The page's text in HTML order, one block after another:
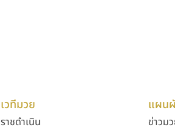
เวทีมวย
ราชดำเนิน
แผน
ข่าวม